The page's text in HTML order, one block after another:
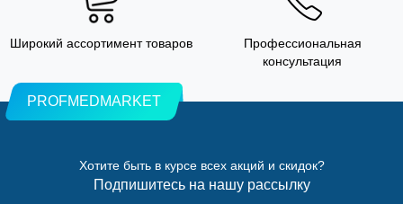
Широкий ассортимент товаров
Профессиональная
консультация
PROFMEDMARKET
Хотите быть в курсе всех акций и скидок?
Подпишитесь на нашу рассылку